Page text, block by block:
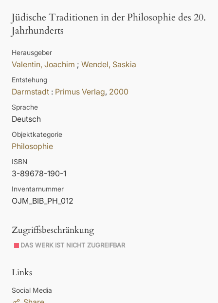
Jüdische Traditionen in der Philosophie des 20.
Jahrhunderts
Herausgeber
Valentin, Joachim ; Wendel, Saskia
Entstehung
Darmstadt : Primus Verlag, 2000
Sprache
Deutsch
Objektkategorie
Philosophie
ISBN
3-89678-190-1
Inventarnummer
OJM_BIB_PH_012
Zugriffsbeschränkung
DAS WERK IST NICHT ZUGREIFBAR
Links
Social Media